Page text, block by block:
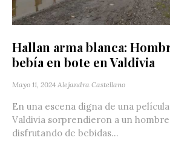
Hallan arma blanca:
bebía en bote en Valdivia
Mayo 11, 2024 Alejandra Castellano
En una escena digna de una
Valdivia sorprendieron a un
disfrutando de bebidas...